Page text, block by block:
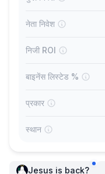
नेता निवेश
निजी ROI
बाइनेंस लिस्टेड %
प्रकार
स्थान
Jesus is back?